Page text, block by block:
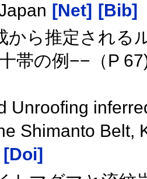
[Net] [Bib]
から推定される
帯の例−−（P
Unroofing
Shimanto Belt,
[Doi]